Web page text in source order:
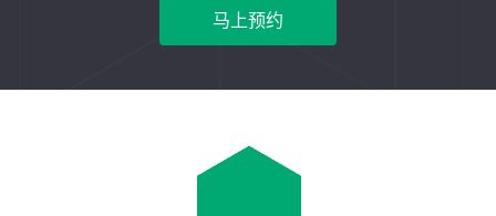
马上预约